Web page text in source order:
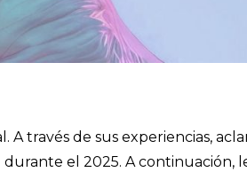
través de sus experiencias,
el 2025. A continuación,